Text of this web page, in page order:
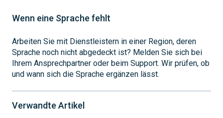
Wenn eine Sprache fehlt
Arbeiten Sie mit Dienstleistern in einer Region, deren
Sprache noch nicht abgedeckt ist? Melden Sie sich bei
Ihrem Ansprechpartner oder beim Support. Wir prüfen, ob
und wann sich die Sprache ergänzen lässt.
Verwandte Artikel